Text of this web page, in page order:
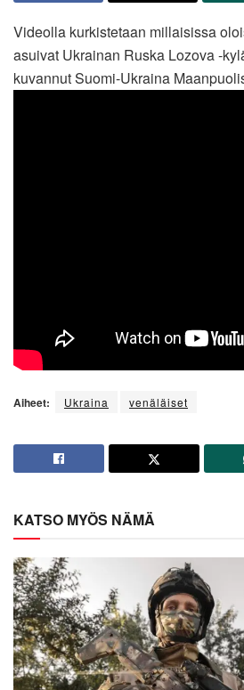
Videolla kurkistetaan millaisissa
asuivat Ukrainan Ruska Lozova -
kuvannut Suomi-Ukraina
Aiheet: Ukraina venäläiset
KATSO MYÖS NÄMÄ